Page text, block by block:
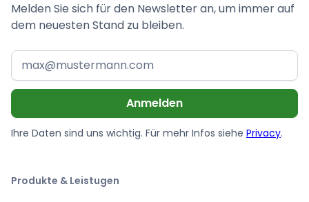
Melden Sie sich für den Newsletter an, um immer auf
dem neuesten Stand zu bleiben.
Ihre Daten sind uns wichtig. Für mehr Infos siehe Privacy.
Produkte & Leistugen